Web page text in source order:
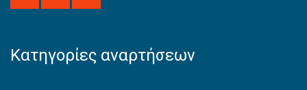
Κατηγορίες αναρτήσεων